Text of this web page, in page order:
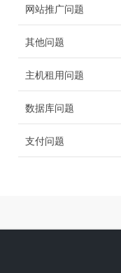
网站推广问题
其他问题
主机租用问题
数据库问题
支付问题